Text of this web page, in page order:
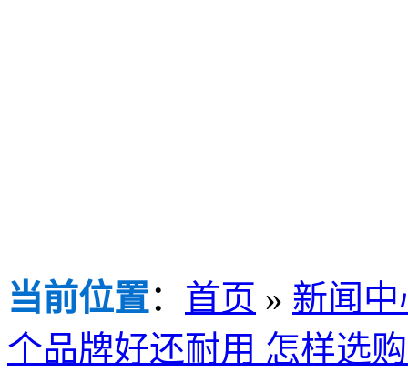
当前位置： 首页 » 新闻中
个品牌好还耐用 怎样选